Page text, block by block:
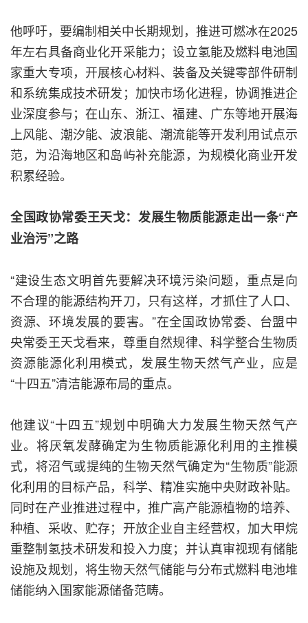
他呼吁，要编制相关中长期规划，推进可燃冰在2025
年左右具备商业化开采能力；设立氢能及燃料电池国
家重大专项，开展核心材料、装备及关键零部件研制
和系统集成技术研发；加快市场化进程，协调推进企
业深度参与；在山东、浙江、福建、广东等地开展海
上风能、潮汐能、波浪能、潮流能等开发利用试点示
范，为沿海地区和岛屿补充能源，为规模化商业开发
积累经验。
全国政协常委王天戈：发展生物质能源走出一条“产
业治污”之路
“建设生态文明首先要解决环境污染问题，重点是向
不合理的能源结构开刀，只有这样，才抓住了人口、
资源、环境发展的要害。”在全国政协常委、台盟中
央常委王天戈看来，尊重自然规律、科学整合生物质
资源能源化利用模式，发展生物天然气产业，应是
“十四五”清洁能源布局的重点。
他建议“十四五”规划中明确大力发展生物天然气产
业。将厌氧发酵确定为生物质能源化利用的主推模
式，将沼气或提纯的生物天然气确定为“生物质”能源
化利用的目标产品，科学、精准实施中央财政补贴。
同时在产业推进过程中，推广高产能源植物的培养、
种植、采收、贮存；开放企业自主经营权，加大甲烷
重整制氢技术研发和投入力度；并认真审视现有储能
设施及规划，将生物天然气储能与分布式燃料电池堆
储能纳入国家能源储备范畴。